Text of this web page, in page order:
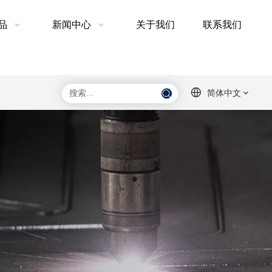
新闻中心 关于我们 联系我们
简体中文